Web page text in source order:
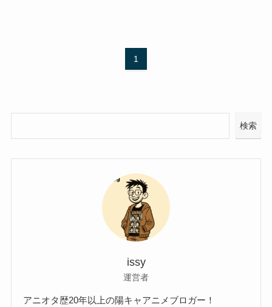
1
検索
issy
運営者
アニオタ歴20年以上の陽キャアニメブロガー！